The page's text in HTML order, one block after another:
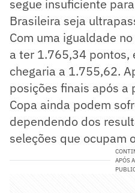
segue insuficiente
Brasileira seja
Com uma igualdade
a ter 1.765,34 pontos,
chegaria a 1.755,62.
posições finais após a
Copa ainda podem
dependendo dos
seleções que ocupam
APÓS A